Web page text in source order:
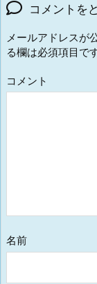
コメントを
メールアドレスが
る欄は必須項目で
コメント
名前